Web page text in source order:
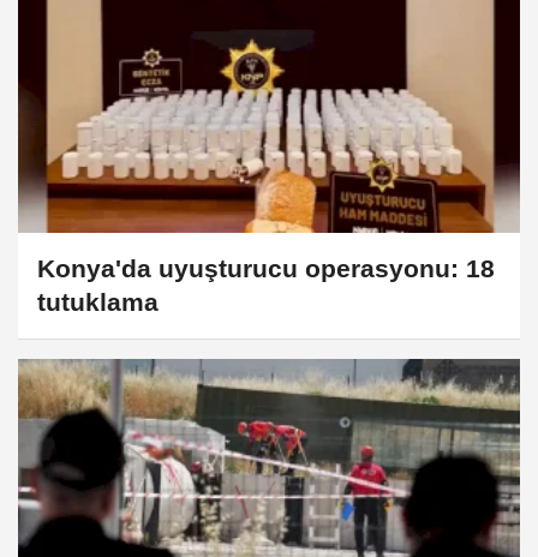
Konya'da uyuşturucu operasyonu: 18
tutuklama